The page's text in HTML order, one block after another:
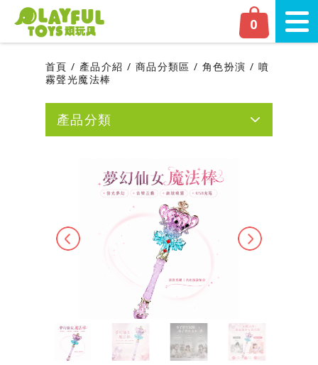
Playful Toys 頑‧玩具
切
0
首頁 產品介紹 商品分類區 角色扮演
噴
霧聲光魔法棒
產品分類
新品上市
嬰幼兒專區
台灣製造專區